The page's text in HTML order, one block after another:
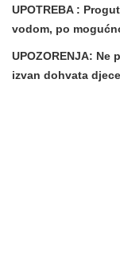
UPOTREBA:
vodom, po
UPOZORENJA: Ne
izvan dohvata